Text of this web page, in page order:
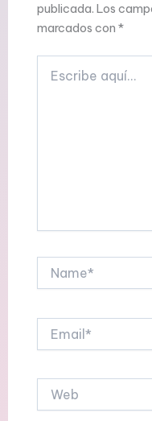
publicada. Los
marcados con*
aquí...